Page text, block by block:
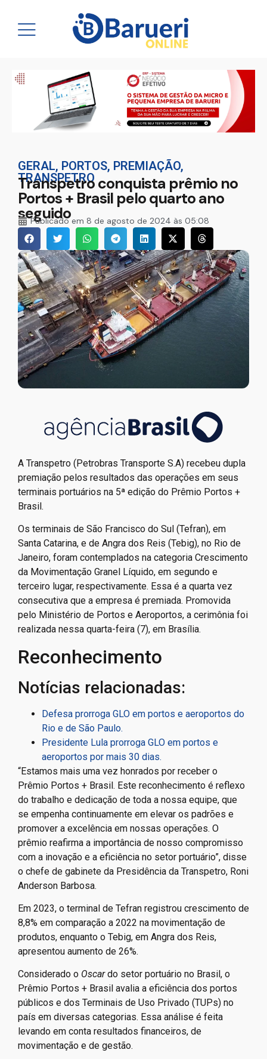
GERAL, PORTOS, PREMIAÇÃO,
TRANSPETRO
Transpetro conquista prêmio no
Portos + Brasil pelo quarto ano
seguido
Publicado em 8 de agosto de 2024 às 05:08
A Transpetro (Petrobras Transporte S.A) recebeu dupla
premiação pelos resultados das operações em seus
terminais portuários na 5ª edição do Prêmio Portos +
Brasil.
Os terminais de São Francisco do Sul (Tefran), em
Santa Catarina, e de Angra dos Reis (Tebig), no Rio de
Janeiro, foram contemplados na categoria Crescimento
da Movimentação Granel Líquido, em segundo e
terceiro lugar, respectivamente. Essa é a quarta vez
consecutiva que a empresa é premiada. Promovida
pelo Ministério de Portos e Aeroportos, a cerimônia foi
realizada nessa quarta-feira (7), em Brasília.
Reconhecimento
Notícias relacionadas:
Defesa prorroga GLO em portos e aeroportos do
Rio e de São Paulo.
Presidente Lula prorroga GLO em portos e
aeroportos por mais 30 dias.
“Estamos mais uma vez honrados por receber o
Prêmio Portos + Brasil. Este reconhecimento é reflexo
do trabalho e dedicação de toda a nossa equipe, que
se empenha continuamente em elevar os padrões e
promover a excelência em nossas operações. O
prêmio reafirma a importância de nosso compromisso
com a inovação e a eficiência no setor portuário”, disse
o chefe de gabinete da Presidência da Transpetro, Roni
Anderson Barbosa.
Em 2023, o terminal de Tefran registrou crescimento de
8,8% em comparação a 2022 na movimentação de
produtos, enquanto o Tebig, em Angra dos Reis,
apresentou aumento de 26%.
Considerado o Oscardo setor portuário no Brasil, o
Prêmio Portos + Brasil avalia a eficiência dos portos
públicos e dos Terminais de Uso Privado (TUPs) no
país em diversas categorias. Essa análise é feita
levando em conta resultados financeiros, de
movimentação e de gestão.